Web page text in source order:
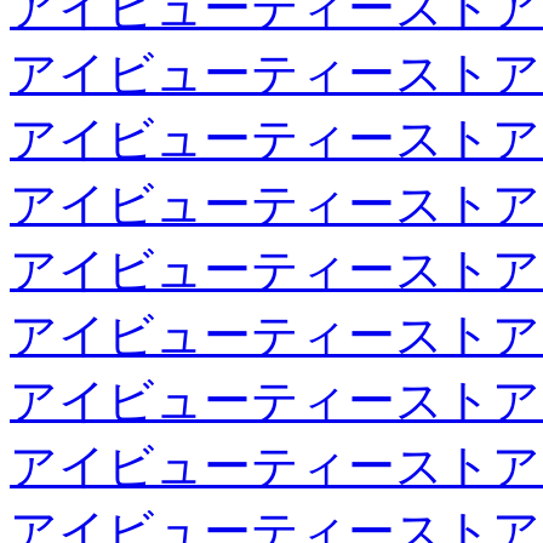
アイビューティースト
アイビューティースト
アイビューティースト
アイビューティースト
アイビューティースト
アイビューティースト
アイビューティースト
アイビューティースト